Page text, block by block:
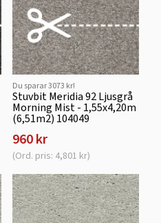
Du sparar 3073 kr!
Stuvbit Meridia 92 Ljusgrå
Morning Mist - 1,55x4,20m
(6,51m2) 104049
960 kr
(Ord. pris: 4,801 kr)